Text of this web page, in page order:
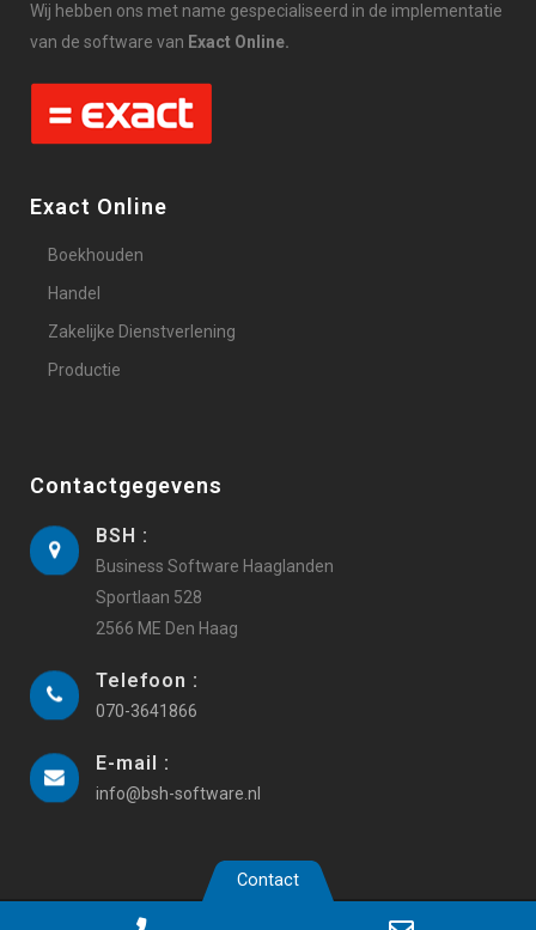
Wij hebben ons met name gespecialiseerd in de implementatie
van de software van Exact Online.
Exact Online
Boekhouden
Handel
Zakelijke Dienstverlening
Productie
Contactgegevens
BSH :
Business Software Haaglanden
Sportlaan 528
2566 ME Den Haag
Telefoon :
070-3641866
E-mail :
info@bsh-software.nl
Copyright 2019 Business Software Haaglanden |
Contact